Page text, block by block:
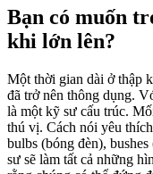
Bạn có muốn
khi lớn lên?
Một thời gian dài ở thập
đã trở nên thông dụng.
là một kỹ sư cấu trúc.
thú vị. Cách nói yêu
bulbs (bóng đèn),
sư sẽ làm tất cả những